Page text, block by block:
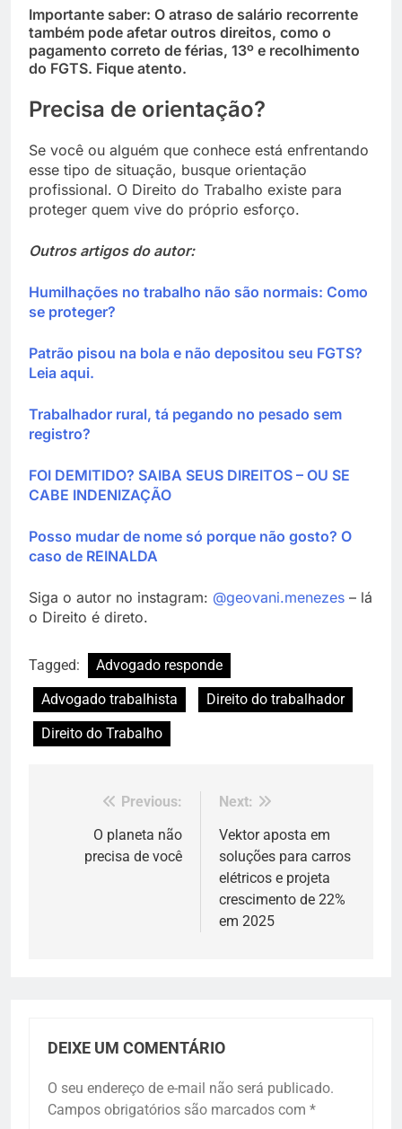
Importante saber: O atraso de salário recorrente
também pode afetar outros direitos, como o
pagamento correto de férias, 13º e recolhimento
do FGTS. Fique atento.
Precisa de orientação?
Se você ou alguém que conhece está enfrentando
esse tipo de situação, busque orientação
profissional. O Direito do Trabalho existe para
proteger quem vive do próprio esforço.
Outros artigos do autor:
Humilhações no trabalho não são normais: Como
se proteger?
Patrão pisou na bola e não depositou seu FGTS?
Leia aqui.
Trabalhador rural, tá pegando no pesado sem
registro?
FOI DEMITIDO? SAIBA SEUS DIREITOS – OU SE
CABE INDENIZAÇÃO
Posso mudar de nome só porque não gosto? O
caso de REINALDA
Siga o autor no instagram: @geovani.menezes – lá
o Direito é direto.
Tagged:
Advogado responde
Advogado trabalhista
Direito do trabalhador
Direito do Trabalho
Navegação
Post
Previous:
O planeta não
precisa de você
Next:
Vektor aposta em
soluções para carros
elétricos e projeta
crescimento de 22%
em 2025
DEIXE UM COMENTÁRIO
O seu endereço de e-mail não será publicado.
Campos obrigatórios são marcados com *